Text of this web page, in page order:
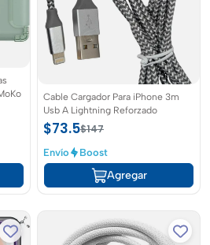
Cable Cargador Para iPhone 3m
Usb A Lightning Reforzado
$73.5$147
Envío Boost
Agregar